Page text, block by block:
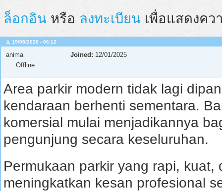
ล็อกอินหรือ ลงทะเบียนเพื่อแสดงคว
อ, 19/05/2026 - 06:12
anima
Offline
Joined: 12/01/2025
Area parkir modern tidak lagi
kendaraan berhenti sementara.
komersial mulai menjadikannya
pengunjung secara keseluruhan.
Permukaan parkir yang rapi, kuat,
meningkatkan kesan profesional